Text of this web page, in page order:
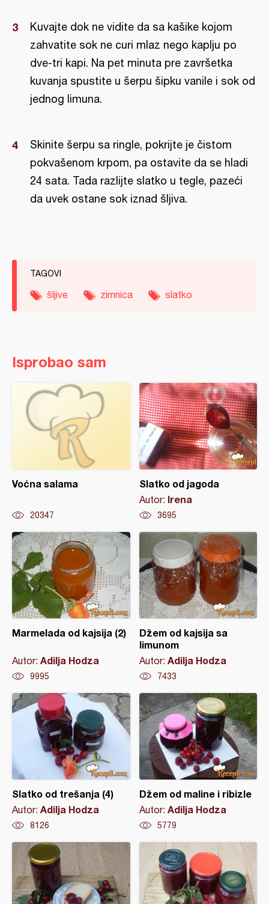
Kuvajte dok ne vidite da sa kašike kojom
zahvatite sok ne curi mlaz nego kaplju po
dve-tri kapi. Na pet minuta pre završetka
kuvanja spustite u šerpu šipku vanile i sok od
jednog limuna.
Skinite šerpu sa ringle, pokrijte je čistom
pokvašenom krpom, pa ostavite da se hladi
24 sata. Tada razlijte slatko u tegle, pazeći
da uvek ostane sok iznad šljiva.
TAGOVI
šljive zimnica slatko
Isprobao sam
Voćna salama
20347
Slatko od jagoda
Autor: Irena
3695
Marmelada od kajsija (2)
Autor: Adilja Hodza
9995
Džem od kajsija sa
limunom
Autor: Adilja Hodza
7433
Slatko od trešanja (4)
Autor: Adilja Hodza
8126
Džem od maline i ribizle
Autor: Adilja Hodza
5779